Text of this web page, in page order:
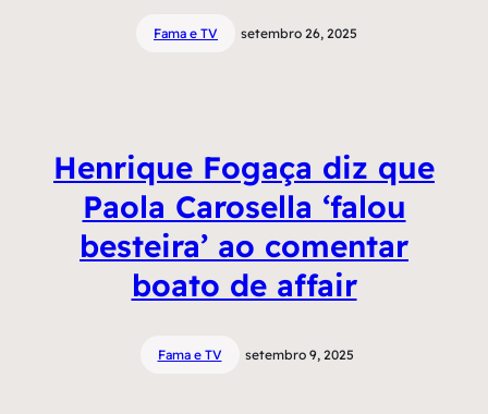
Fama e TV setembro 26, 2025
Henrique Fogaça diz que
Paola Carosella ‘falou
besteira’ ao comentar
boato de affair
Fama e TV setembro 9, 2025